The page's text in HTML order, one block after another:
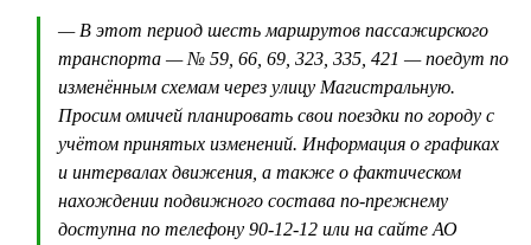
— В этот период шесть маршрутов пассажирского
транспорта — № 59, 66, 69, 323, 335, 421 — поедут по
изменённым схемам через улицу Магистральную.
Просим омичей планировать свои поездки по городу с
учётом принятых изменений. Информация о графиках
и интервалах движения, а также о фактическом
нахождении подвижного состава по-прежнему
доступна по телефону 90-12-12 или на сайте АО